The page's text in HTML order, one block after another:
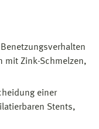
mit Zink-Schmelzen,
einer
Stents,